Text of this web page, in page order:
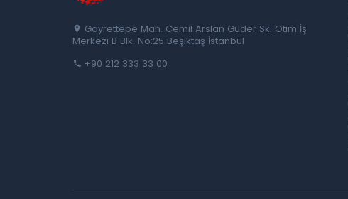
Gayrettepe Mah. Cemil Arslan Güder Sk. Otim İş
Merkezi B Blk. No:25 Beşiktaş İstanbul
+90 212 333 33 00